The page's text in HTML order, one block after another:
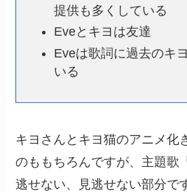
提供も多くしている
Eveとキヨは友達
Eveは歌詞に過去のキ
いる
キヨさんとキヨ猫のアニメ化
のももちろんですが、主題歌
逃せない、見逃せない部分で